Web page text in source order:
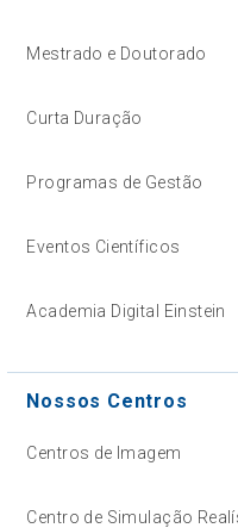
Mestrado e Doutorado
Curta Duração
Programas de Gestão
Eventos Científicos
Academia Digital Einstein
Nossos Centros
Centros de Imagem
Centro de Simulação